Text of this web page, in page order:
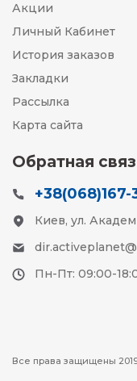
Акции
Личный Кабинет
История заказов
Закладки
Рассылка
Карта сайта
Обратная
+38(068)167-
Киев, ул.
Пн-Пт: 09:00-
Все права защищены